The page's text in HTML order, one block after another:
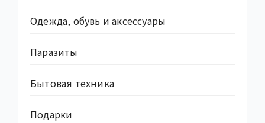
Одежда, обувь и аксессуары
Паразиты
Бытовая техника
Подарки